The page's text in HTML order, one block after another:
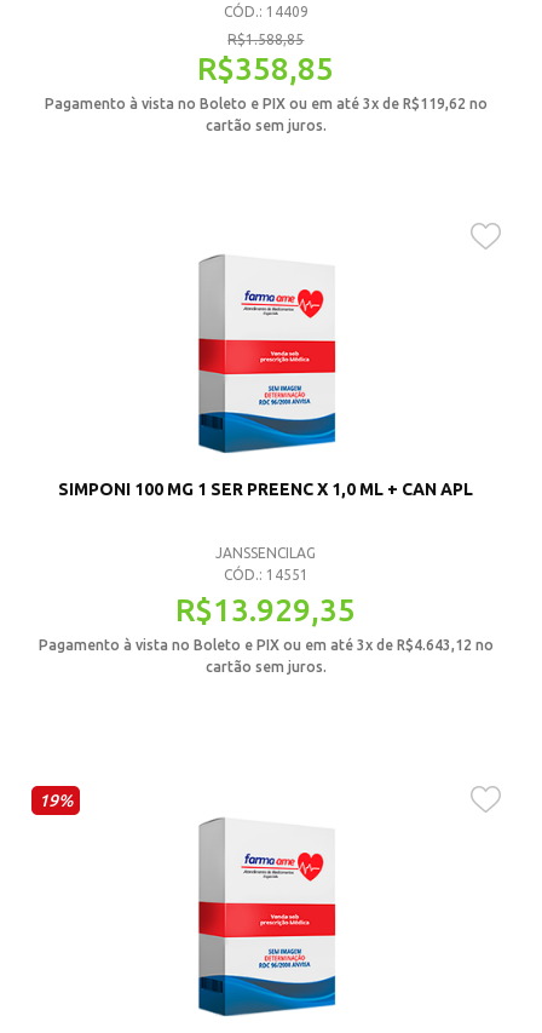
CÓD.: 14409
R$1.588,85
R$358,85
Pagamento à vista no Boleto e PIX ou em até 3x de R$119,62 no
cartão sem juros.
SIMPONI 100 MG 1 SER PREENC X 1,0 ML + CAN APL
JANSSENCILAG
CÓD.: 14551
R$13.929,35
Pagamento à vista no Boleto e PIX ou em até 3x de R$4.643,12 no
cartão sem juros.
19%